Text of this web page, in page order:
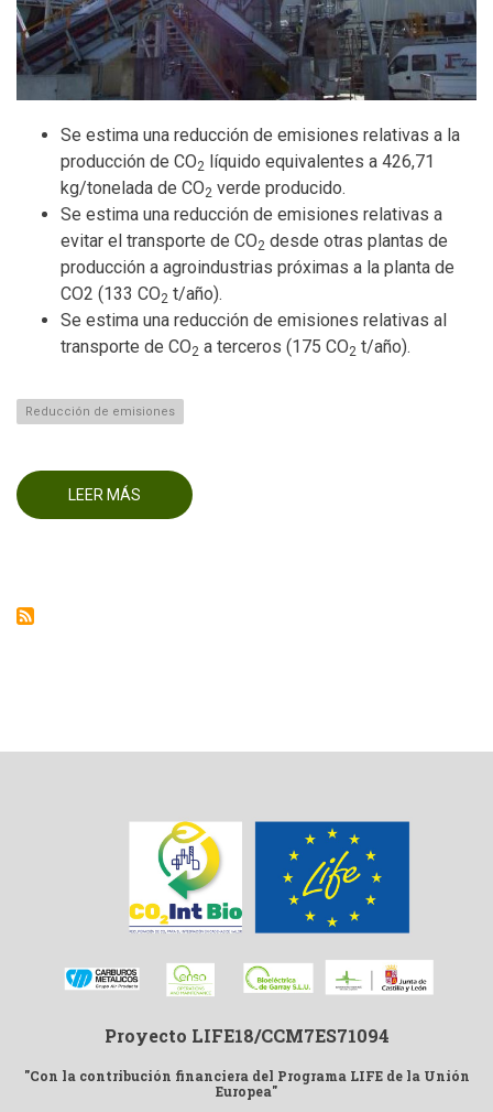
Se estima una reducción de emisiones relativas a la
producción de CO2 líquido equivalentes a 426,71
kg/tonelada de CO2 verde producido.
Se estima una reducción de emisiones relativas a
evitar el transporte de CO2 desde otras plantas de
producción a agroindustrias próximas a la planta de
CO2 (133 CO2 t/año).
Se estima una reducción de emisiones relativas al
transporte de CO2 a terceros (175 CO2 t/año).
Reducción de emisiones
LEER MÁS
REDUCIR
Proyecto LIFE18/CCM7ES71094
"Con la contribución financiera del Programa LIFE de la Unión
Europea"